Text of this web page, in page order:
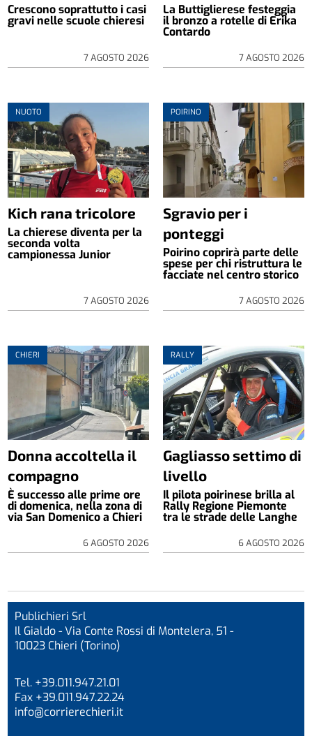
Crescono soprattutto i casi
gravi nelle scuole chieresi
7 AGOSTO 2026
La Buttiglierese festeggia
il bronzo a rotelle di Erika
Contardo
7 AGOSTO 2026
NUOTO
Kich rana tricolore
La chierese diventa per la
seconda volta
campionessa Junior
7 AGOSTO 2026
POIRINO
Sgravio per i
ponteggi
Poirino coprirà parte delle
spese per chi ristruttura le
facciate nel centro storico
7 AGOSTO 2026
CHIERI
Donna accoltella il
compagno
È successo alle prime ore
di domenica, nella zona di
via San Domenico a Chieri
6 AGOSTO 2026
RALLY
Gagliasso settimo di
livello
Il pilota poirinese brilla al
Rally Regione Piemonte
tra le strade delle Langhe
6 AGOSTO 2026
Publichieri Srl
Il Gialdo - Via Conte Rossi di Montelera, 51 -
10023 Chieri (Torino)
Tel. +39.011.947.21.01
Fax +39.011.947.22.24
info@corrierechieri.it